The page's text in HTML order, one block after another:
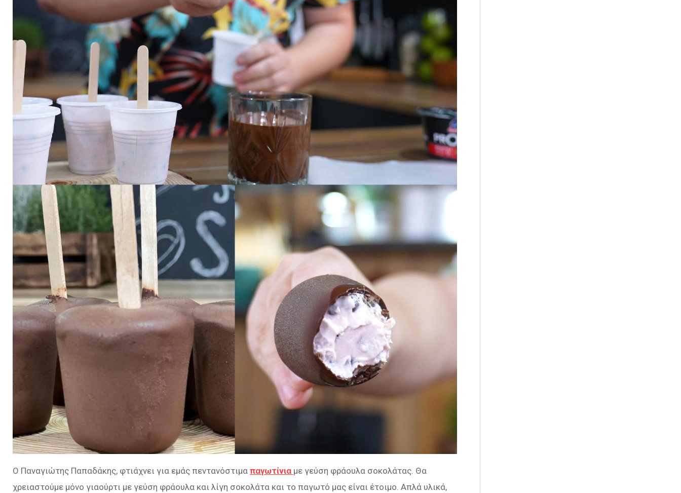
Ο Παναγιώτης Παπαδάκης, φτιάχνει για εμάς πεντανόστιμα παγωτίνια με γεύση φράουλα σοκολάτας. Θα
χρειαστούμε μόνο γιαούρτι με γεύση φράουλα και λίγη σοκολάτα και το παγωτό μας είναι έτοιμο. Απλά υλικά,